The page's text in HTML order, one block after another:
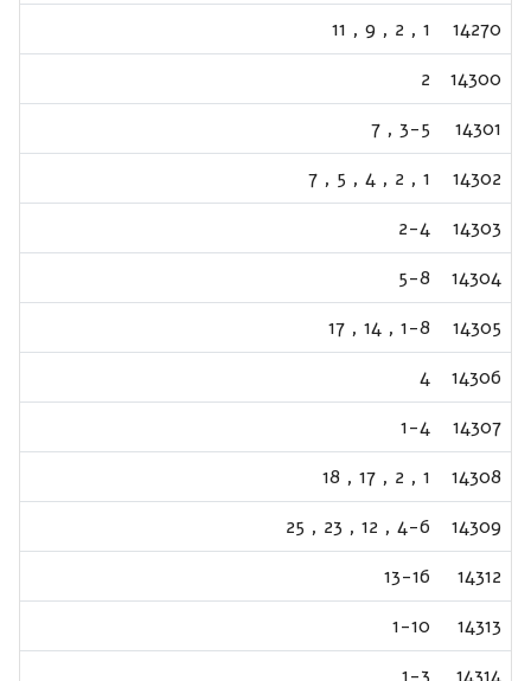
14270
1
,
2
,
9
,
11
14300
2
14301
3-5
,
7
14302
1
,
2
,
4
,
5
,
7
14303
2-4
14304
5-8
14305
1-8
,
14
,
17
14306
4
14307
1-4
14308
1
,
2
,
17
,
18
14309
4-6
,
12
,
23
,
25
14312
13-16
14313
1-10